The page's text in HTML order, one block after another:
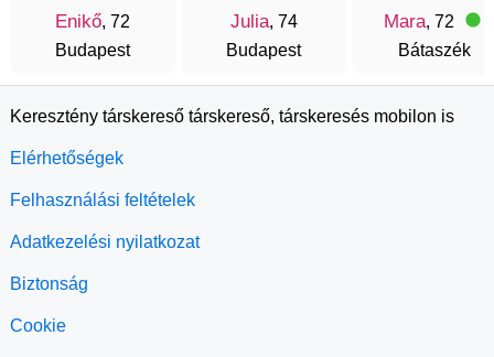
Enikő, 72
Budapest
Julia, 74
Budapest
Mara, 72
Bátaszék
Keresztény társkereső társkereső, társkeresés mobilon is
Elérhetőségek
Felhasználási feltételek
Adatkezelési nyilatkozat
Biztonság
Cookie